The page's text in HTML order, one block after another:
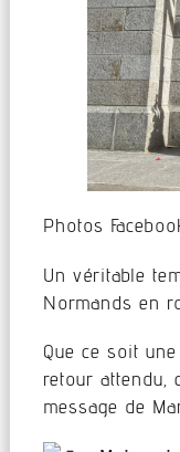
Photos
Un véritable
Normands en
Que ce soit
retour attendu,
message de